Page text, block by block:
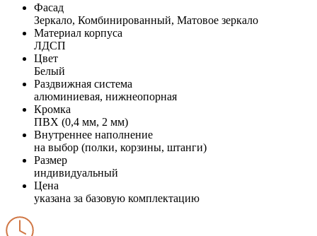
Фасад
Зеркало, Комбинированный, Матовое зеркало
Материал корпуса
ЛДСП
Цвет
Белый
Раздвижная система
алюминиевая, нижнеопорная
Кромка
ПВХ (0,4 мм, 2 мм)
Внутреннее наполнение
на выбор (полки, корзины, штанги)
Размер
индивидуальный
Цена
указана за базовую комплектацию